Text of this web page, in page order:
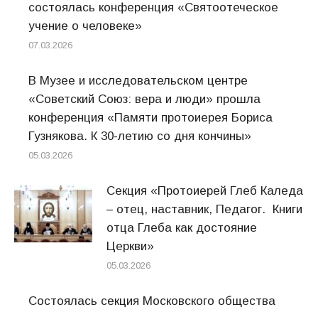
состоялась конференция «Святоотеческое
учение о человеке»
07.03.2026
В Музее и исследовательском центре
«Советский Союз: вера и люди» прошла
конференция «Памяти протоиерея Бориса
Гузнякова. К 30-летию со дня кончины»
05.03.2026
Секция «Протоиерей Глеб Каледа
– отец, наставник, Педагог. Книги
отца Глеба как достояние
Церкви»
05.03.2026
Состоялась секция Московского общества